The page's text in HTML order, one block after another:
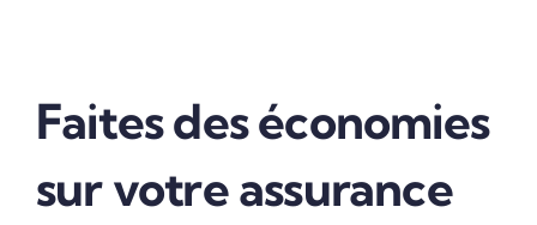
Faites des économies
sur votre assurance